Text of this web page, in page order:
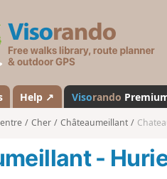
s
a
n
d
Help ↗ Visorando
Cher Châteaumeillant
-